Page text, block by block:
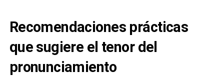
Recomendaciones prácticas
que sugiere el tenor del
pronunciamiento